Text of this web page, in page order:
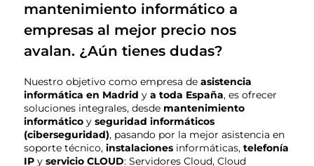
mantenimiento informático a
empresas al mejor precio nos
avalan. ¿Aún tienes dudas?
Nuestro objetivo como empresa de asistencia
informática en Madrid y a toda España, es ofrecer
soluciones integrales, desde mantenimiento
informáticoy seguridad informáticos
(ciberseguridad), pasando por la mejor asistencia en
soporte técnico, instalacionesinformáticas, telefonía
IPy servicio CLOUD: Servidores Cloud, Cloud